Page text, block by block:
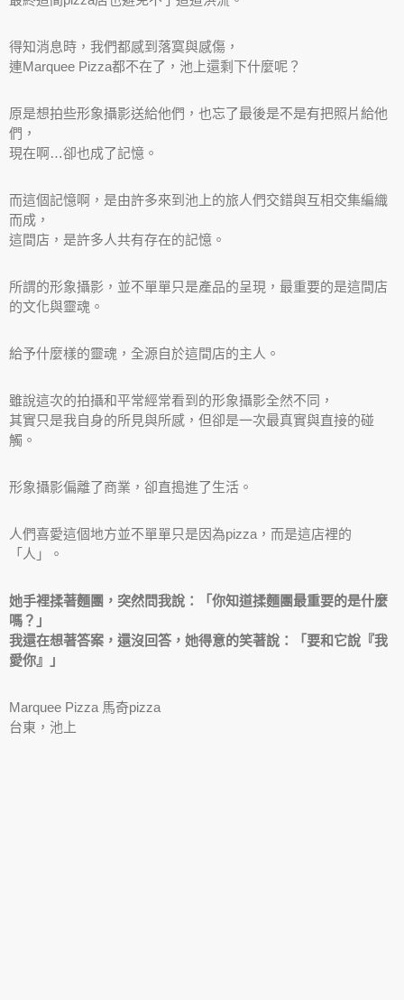
得知消息時，我們都感到落寞與感傷，
連Marquee Pizza都不在了，池上還剩下什麼呢？
原是想拍些形象攝影送給他們，也忘了最後是不是有把照片給他
們，
現在啊…卻也成了記憶。
而這個記憶啊，是由許多來到池上的旅人們交錯與互相交集編織
而成，
這間店，是許多人共有存在的記憶。
所謂的形象攝影，並不單單只是產品的呈現，最重要的是這間店
的文化與靈魂。
給予什麼樣的靈魂，全源自於這間店的主人。
雖說這次的拍攝和平常經常看到的形象攝影全然不同，
其實只是我自身的所見與所感，但卻是一次最真實與直接的碰
觸。
形象攝影偏離了商業，卻直搗進了生活。
人們喜愛這個地方並不單單只是因為pizza，而是這店裡的
「人」。
她手裡揉著麵團，突然問我說：「你知道揉麵團最重要的是什麼
嗎？」
我還在想著答案，還沒回答，她得意的笑著說：「要和它說『我
愛你』」
Marquee Pizza 馬奇pizza
台東，池上